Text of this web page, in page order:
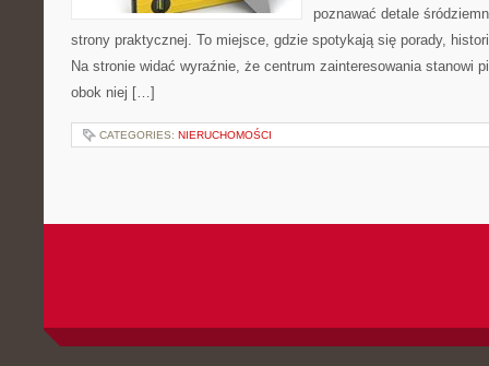
poznawać detale
strony praktycznej. To miejsce, gdzie spotykają się porady,
Na stronie widać wyraźnie, że centrum zainteresowania stanowi
obok niej […]
CATEGORIES: NIERUCHOMOŚCI